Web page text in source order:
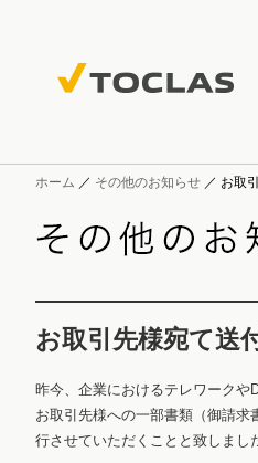
ホーム ／ その他のお知らせ ／ お取
お取引先様宛て送
昨今、企業におけるテレワーク
お取引先様への一部書類（御請
行させていただくことと致しまし